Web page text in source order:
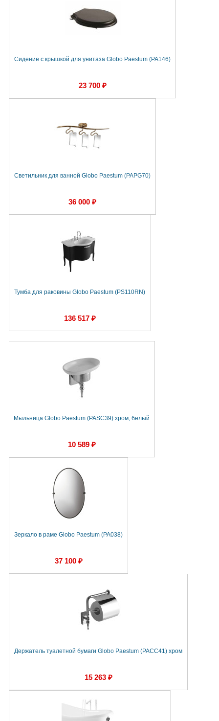
Сидение с крышкой для унитаза Globo Paestum (PA146)
23 700 ₽
Светильник для ванной Globo Paestum (PAPG70)
36 000 ₽
Тумба для раковины Globo Paestum (PS110RN)
136 517 ₽
Мыльница Globo Paestum (PASC39) хром, белый
10 589 ₽
Зеркало в раме Globo Paestum (PA038)
37 100 ₽
Держатель туалетной бумаги Globo Paestum (PACC41) хром
15 263 ₽